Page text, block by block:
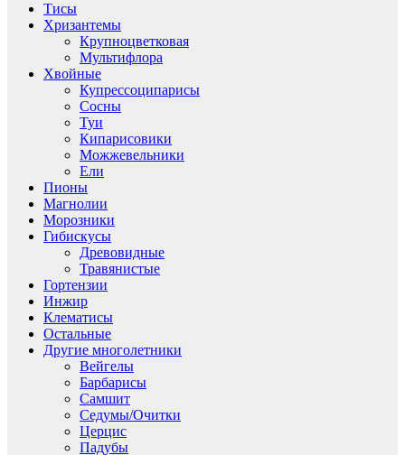
Тисы
Хризантемы
Крупноцветковая
Мультифлора
Хвойные
Купрессоципарисы
Сосны
Туи
Кипарисовики
Можжевельники
Ели
Пионы
Магнолии
Морозники
Гибискусы
Древовидные
Травянистые
Гортензии
Инжир
Клематисы
Остальные
Другие многолетники
Вейгелы
Барбарисы
Самшит
Седумы/Очитки
Церцис
Падубы